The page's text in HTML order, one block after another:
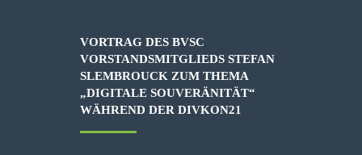
VORTRAG DES BVSC
VORSTANDSMITGLIEDS STEFAN
SLEMBROUCK ZUM THEMA
„DIGITALE SOUVERÄNITÄT“
WÄHREND DER DIVKON21